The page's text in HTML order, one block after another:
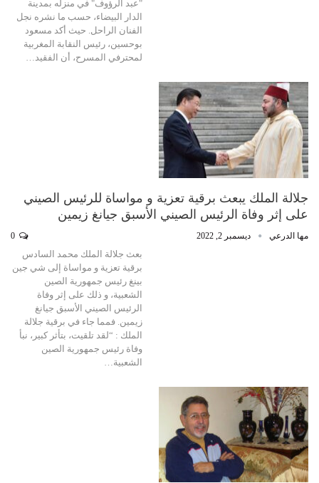
"عبد الرؤوف" في منزله بمدينة
الدار البيضاء، حسب ما نشره نجل
الفنان الراحل. حيث أكد مسعود
بوحسين، رئيس النقابة المغربية
لمحترفي المسرح، أن الفقيد…
جلالة الملك يبعث برقية تعزية و مواساة للرئيس الصيني
على إثر وفاة الرئيس الصيني الأسبق جيانغ زيمين
مها الدرعي ديسمبر 2, 2022
بعث جلالة الملك محمد السادس
برقية تعزية و مواساة إلى شي جين
بينغ رئيس جمهورية الصين
الشعبية، و ذلك على إثر وفاة
الرئيس الصيني الأسبق جيانغ
زيمين. فمما جاء في برقية جلالة
الملك : “لقد تلقيت، بتأثر كبير، نبأ
وفاة رئيس جمهورية الصين
الشعبية…